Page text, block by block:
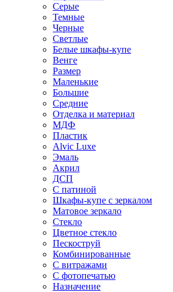
Серые
Темные
Черные
Светлые
Белые шкафы-купе
Венге
Размер
Маленькие
Большие
Средние
Отделка и материал
МДФ
Пластик
Alvic Luxe
Эмаль
Акрил
ДСП
С патиной
Шкафы-купе с зеркалом
Матовое зеркало
Стекло
Цветное стекло
Пескоструй
Комбинированные
С витражами
С фотопечатью
Назначение